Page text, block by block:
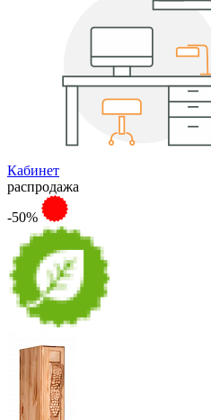
Кабинет
распродажа
-50%